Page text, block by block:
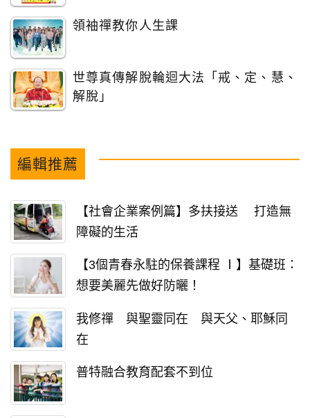
領袖禪教你人生課
世尊真傳解脫輪迴大法「戒、定、慧、
解脫」
編輯推薦
【社會企業案例篇】多扶接送 打造無
障礙的生活
【3個青春永駐的保養課程 Ⅰ】基礎班：
想要美麗先做好防曬！
我修禪 與聖靈同在 與天父、耶穌同
在
普特融合教育配套不到位